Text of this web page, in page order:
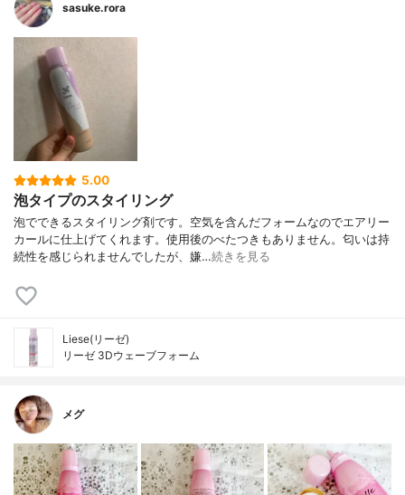
sasuke.rora
5.00
泡タイプのスタイリング
泡でできるスタイリング剤です。空気を含んだフォームなのでエアリー
カールに仕上げてくれます。使用後のべたつきもありません。匂いは持
続性を感じられませんでしたが、嫌…続きを見る
Liese(リーゼ)
リーゼ 3Dウェーブフォーム
メグ